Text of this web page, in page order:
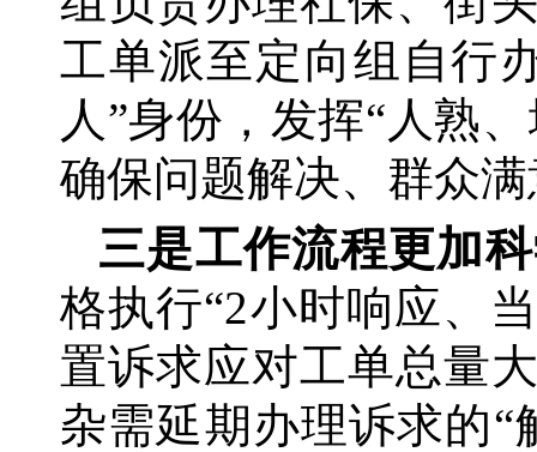
工单派至定向组自行
人”身份，发挥“人熟
确保问题解决、群众
三是工作流程更加
格执行“2小时响应、
置诉求应对工单总量
杂需延期办理诉求的